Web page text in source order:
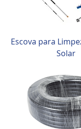
Escova para
Solar